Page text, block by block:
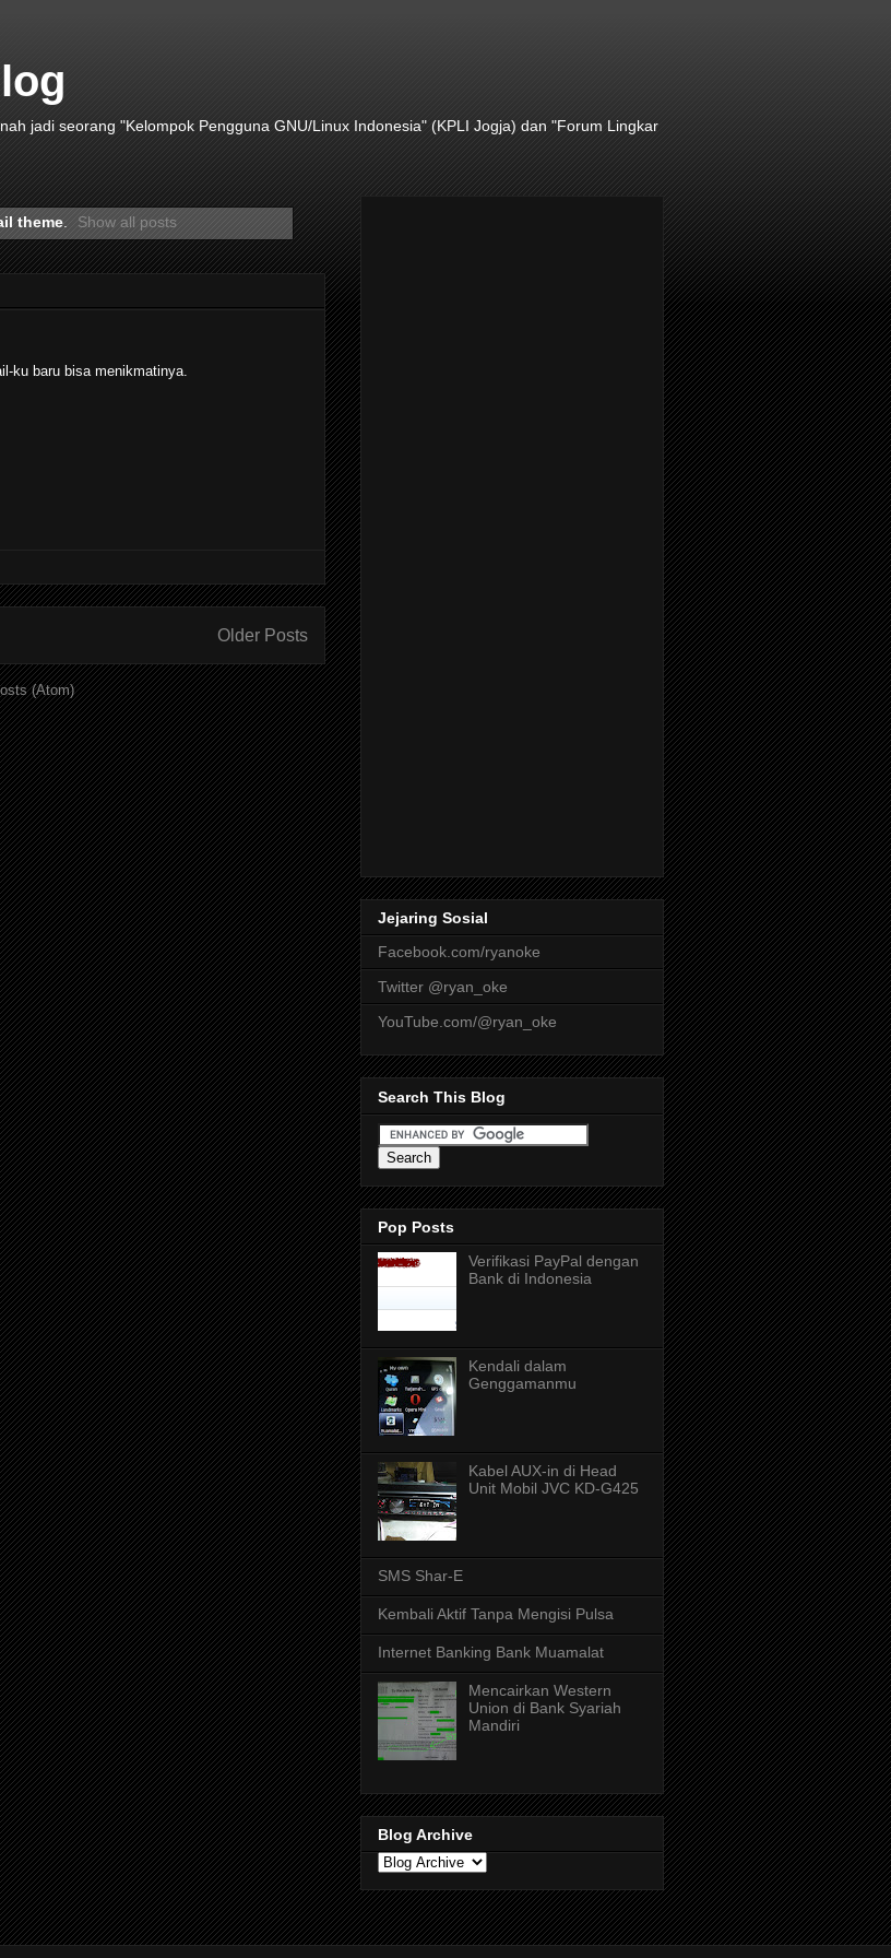
jadi seorang "Kelompok Pengguna GNU/Linux Indonesia" (KPLI Jogja) dan "Forum Lingkar
theme. Show all posts
ku baru bisa menikmatinya.
Older Posts
(Atom)
Jejaring Sosial
Facebook.com/ryanoke
Twitter @ryan_oke
YouTube.com/@ryan_oke
Search This Blog
Pop Posts
Verifikasi PayPal dengan
Bank di Indonesia
Kendali dalam
Genggamanmu
Kabel AUX-in di Head
Unit Mobil JVC KD-G425
SMS Shar-E
Kembali Aktif Tanpa Mengisi Pulsa
Internet Banking Bank Muamalat
Mencairkan Western
Union di Bank Syariah
Mandiri
Blog Archive